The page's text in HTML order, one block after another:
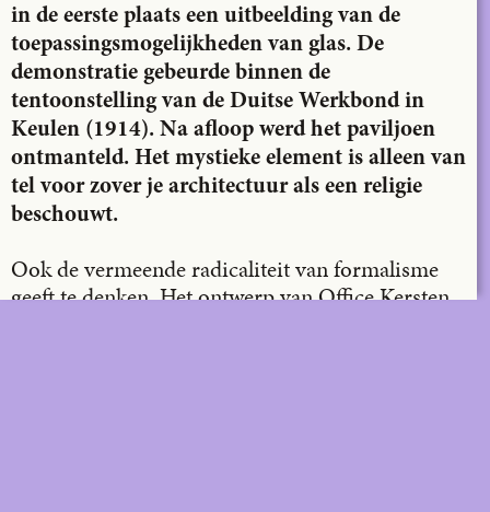
in de eerste plaats een uitbeelding van de
toepassingsmogelijkheden van glas. De
demonstratie gebeurde binnen de
tentoonstelling van de Duitse Werkbond in
Keulen (1914). Na afloop werd het paviljoen
ontmanteld. Het mystieke element is alleen van
tel voor zover je architectuur als een religie
beschouwt.
Ook de vermeende radicaliteit van formalisme
geeft te denken. Het ontwerp van Office Kersten